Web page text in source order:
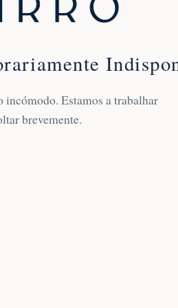
incómodo. Estamos a trabalhar
brevemente.